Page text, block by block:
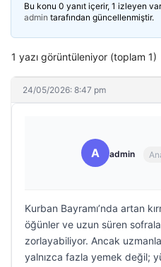
Bu konu 0 yanıt içerir, 1 izleyen
admin tarafından güncellenmiştir.
1 yazı görüntüleniyor (toplam 1)
24/05/2026: 8:47 pm
A admin
Kurban Bayramı’nda artan
öğünler ve uzun süren
zorlayabiliyor. Ancak
yalnızca fazla yemek değil;